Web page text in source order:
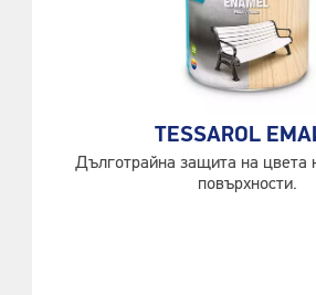
TESSAROL
Дълготрайна защита на цвета
повърхности.